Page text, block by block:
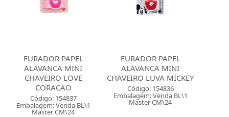
FURADOR PAPEL
ALAVANCA MINI
CHAVEIRO LOVE
CORACAO
Código: 154837
Embalagem: Venda BL\1
Master CM\24
FURADOR PAPEL
ALAVANCA MINI
CHAVEIRO LUVA MICKEY
Código: 154836
Embalagem: Venda BL\1
Master CM\24